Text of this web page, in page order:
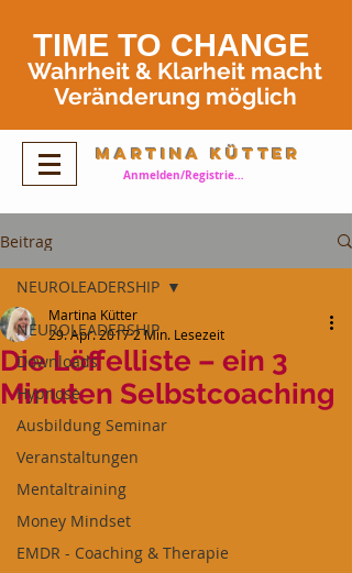
TIME TO CHANGE
Wahrheit & Klarheit macht
Veränderung möglich
Martina Kütter
Anmelden/Registrieren
Beitrag
NEUROLEADERSHIP
Downloads
Hypnose
Ausbildung Seminar
Veranstaltungen
Mentaltraining
Money Mindset
EMDR - Coaching & Therapie
NEUROLEADERSHIP
Die Löffelliste – ein 3
Minuten Selbstcoaching
Martina Kütter
29. Apr. 20172 Min. Lesezeit